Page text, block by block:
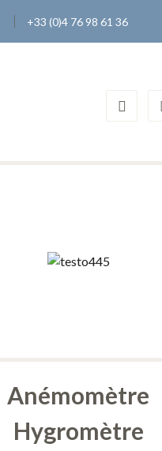
+33 (0)4 76 98 61 36
Anémomètre
Hygromètre